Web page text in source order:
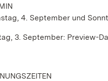
4. September und
3. September: Preview-